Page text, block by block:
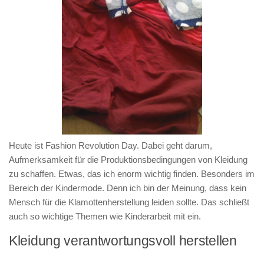
Heute ist Fashion Revolution Day. Dabei geht darum,
Aufmerksamkeit für die Produktionsbedingungen von Kleidung
zu schaffen. Etwas, das ich enorm wichtig finden. Besonders im
Bereich der Kindermode. Denn ich bin der Meinung, dass kein
Mensch für die Klamottenherstellung leiden sollte. Das schließt
auch so wichtige Themen wie Kinderarbeit mit ein.
Kleidung verantwortungsvoll herstellen